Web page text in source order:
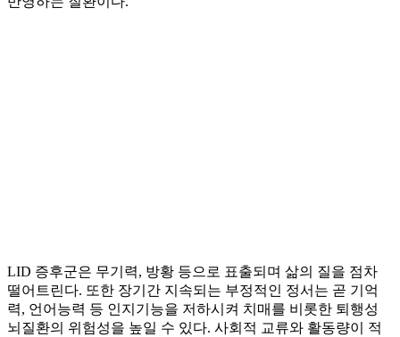
LID 증후군은 무기력, 방황 등으로 표출되며 삶의 질을 점차
떨어트린다. 또한 장기간 지속되는 부정적인 정서는 곧 기억
력, 언어능력 등 인지기능을 저하시켜 치매를 비롯한 퇴행성
뇌질환의 위험성을 높일 수 있다. 사회적 교류와 활동량이 적